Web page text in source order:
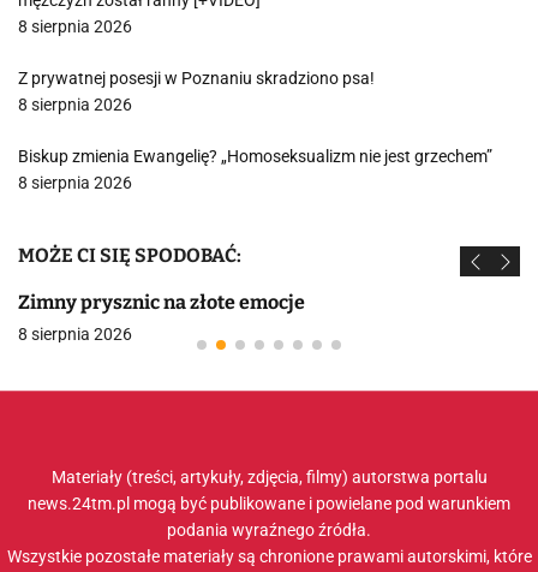
8 sierpnia 2026
Z prywatnej posesji w Poznaniu skradziono psa!
8 sierpnia 2026
Biskup zmienia Ewangelię? „Homoseksualizm nie jest grzechem”
8 sierpnia 2026
MOŻE CI SIĘ SPODOBAĆ:
Zimny prysznic na złote emocje
8 sierpnia 2026
Materiały (treści, artykuły, zdjęcia, filmy) autorstwa portalu
news.24tm.pl mogą być publikowane i powielane pod warunkiem
podania wyraźnego źródła.
Wszystkie pozostałe materiały są chronione prawami autorskimi, które